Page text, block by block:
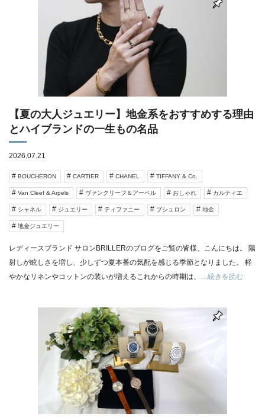
【夏の大人ジュエリー】地金系をおすすめする理由
とハイブランドの一生もの名品
2026.07.21
BOUCHERON CARTIER CHANEL TIFFANY & Co.
Van Cleef & Arpels ヴァンクリーフ＆アーペル おしゃれ カルティエ
シャネル ジュエリー ティファニー ブシュロン 地金
地金ジュエリー
レディースブランド サロンBRILLERのブログをご覧の皆様、こんにちは。 陽
射しが眩しさを増し、少しずつ夏本番の気配を感じる季節となりました。 軽
やかなリネンやコットンの装いが増えるこれからの時期は、 …続きを読む